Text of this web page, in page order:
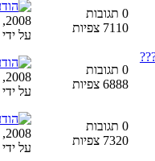
0 תגובות
7110 צפיות
2008, 11:44:53 PM
על ידי
0 תגובות
6888 צפיות
2008, 02:05:25 AM
על ידי
0 תגובות
7320 צפיות
2008, 07:44:45 PM
על ידי